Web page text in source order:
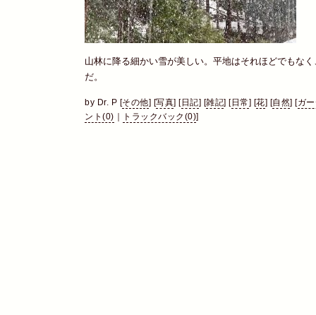
山林に降る細かい雪が美しい。平地はそれほどでもな
だ。
by Dr. P [その他] [写真] [日記] [雑記] [日常] [花] [自然] [ガ
ント(0)
トラックバック(0)]